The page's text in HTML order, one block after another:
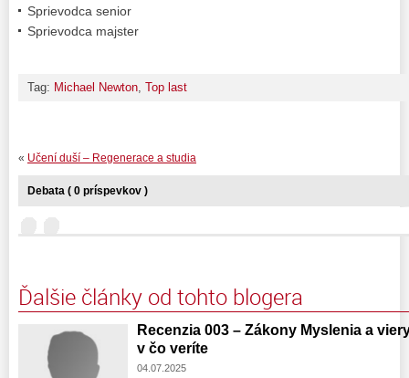
Sprievodca senior
Sprievodca majster
Tag: Michael Newton Top last
« Učení duší – Regenerace a studia
Debata ( 0 príspevkov )
Ďalšie články od tohto blogera
Recenzia 003 – Zákony Myslenia a
v čo veríte
04.07.2025